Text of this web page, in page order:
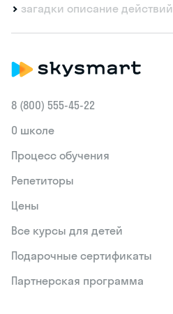
загадки описание действий
8 (800) 555‑45-22
О школе
Процесс обучения
Репетиторы
Цены
Все курсы для детей
Подарочные сертификаты
Партнерская программа